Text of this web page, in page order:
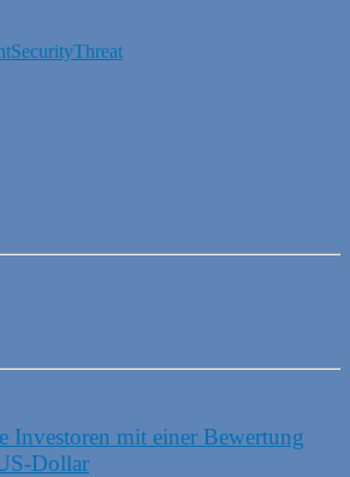
SecurityThreat
Investoren mit einer Bewertung
Dollar